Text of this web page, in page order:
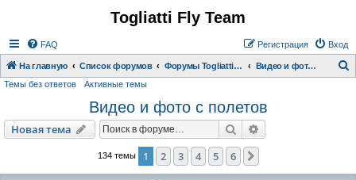
Togliatti Fly Team
FAQ Вход
Регистрация
На главную Список форумов Форумы Togliatti Fly Team Видео и фото с полетов
Темы без ответов Активные темы
Видео и фото с полетов
Новая тема
Новаятема Поиск
134 темы 1 2 3 4 5 6